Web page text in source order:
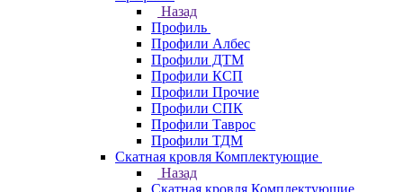
Назад
Профиль
Профили Албес
Профили ДТМ
Профили КСП
Профили Прочие
Профили СПК
Профили Таврос
Профили ТДМ
Скатная кровля Комплектующие
Назад
Скатная кровля Комплектующие